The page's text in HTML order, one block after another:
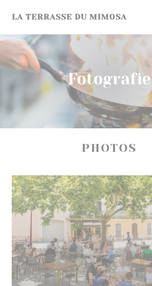
LA TERRASSE DU MIMOSA
Fotografie
PHOTOS